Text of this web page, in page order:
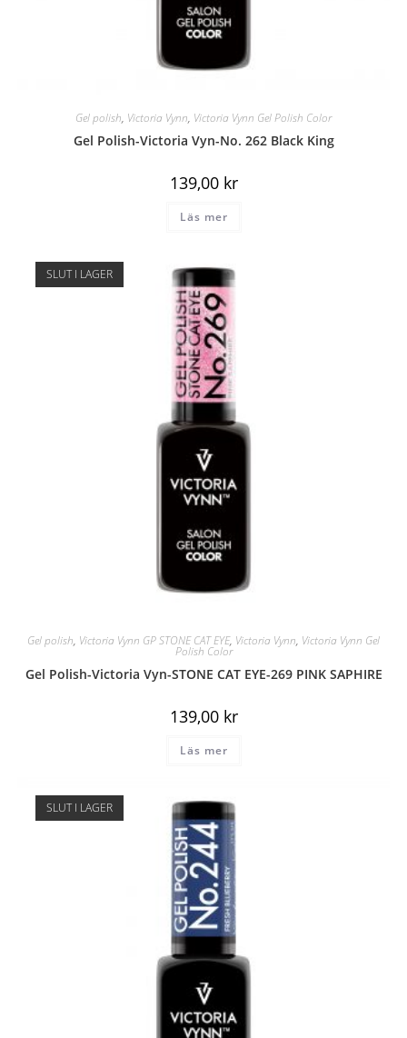
Gel polish, Victoria Vynn, Victoria Vynn Gel Polish Color
Gel Polish-Victoria Vyn-No. 262 Black King
139,00 kr
Läs mer
SLUT I LAGER
Gel polish, Victoria Vynn GP STONE CAT EYE, Victoria Vynn, Victoria Vynn Gel
Polish Color
Gel Polish-Victoria Vyn-STONE CAT EYE-269 PINK SAPHIRE
139,00 kr
Läs mer
SLUT I LAGER